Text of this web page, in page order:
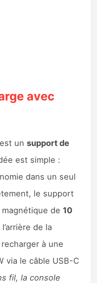
avec
est unsupport de
est simple :
dans un seul
le support
magnétique de10
de la
à une
via le câble USB-C
fil, la console